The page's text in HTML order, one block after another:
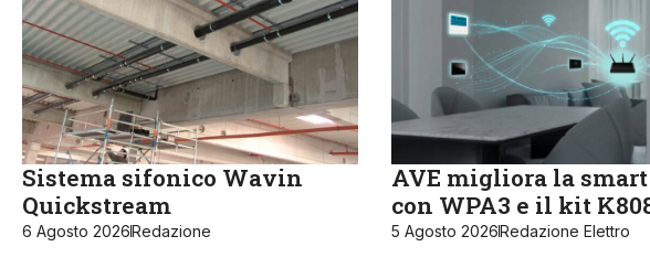
Sistema sifonico Wavin
Quickstream
6 Agosto 2026Redazione
AVE migliora la
con WPA3 e il kit
5 Agosto 2026Redazione Elettro